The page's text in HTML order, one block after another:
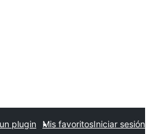
plugin Mis favoritosIniciar sesión